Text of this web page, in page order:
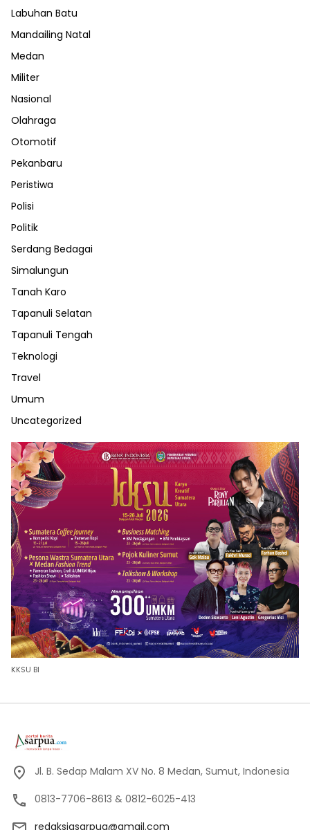
Labuhan Batu
Mandailing Natal
Medan
Militer
Nasional
Olahraga
Otomotif
Pekanbaru
Peristiwa
Polisi
Politik
Serdang Bedagai
Simalungun
Tanah Karo
Tapanuli Selatan
Tapanuli Tengah
Teknologi
Travel
Umum
Uncategorized
KKSU BI
Jl. B. Sedap Malam XV No. 8 Medan, Sumut, Indonesia
0813-7706-8613 & 0812-6025-413
redaksiasarpua@gmail.com